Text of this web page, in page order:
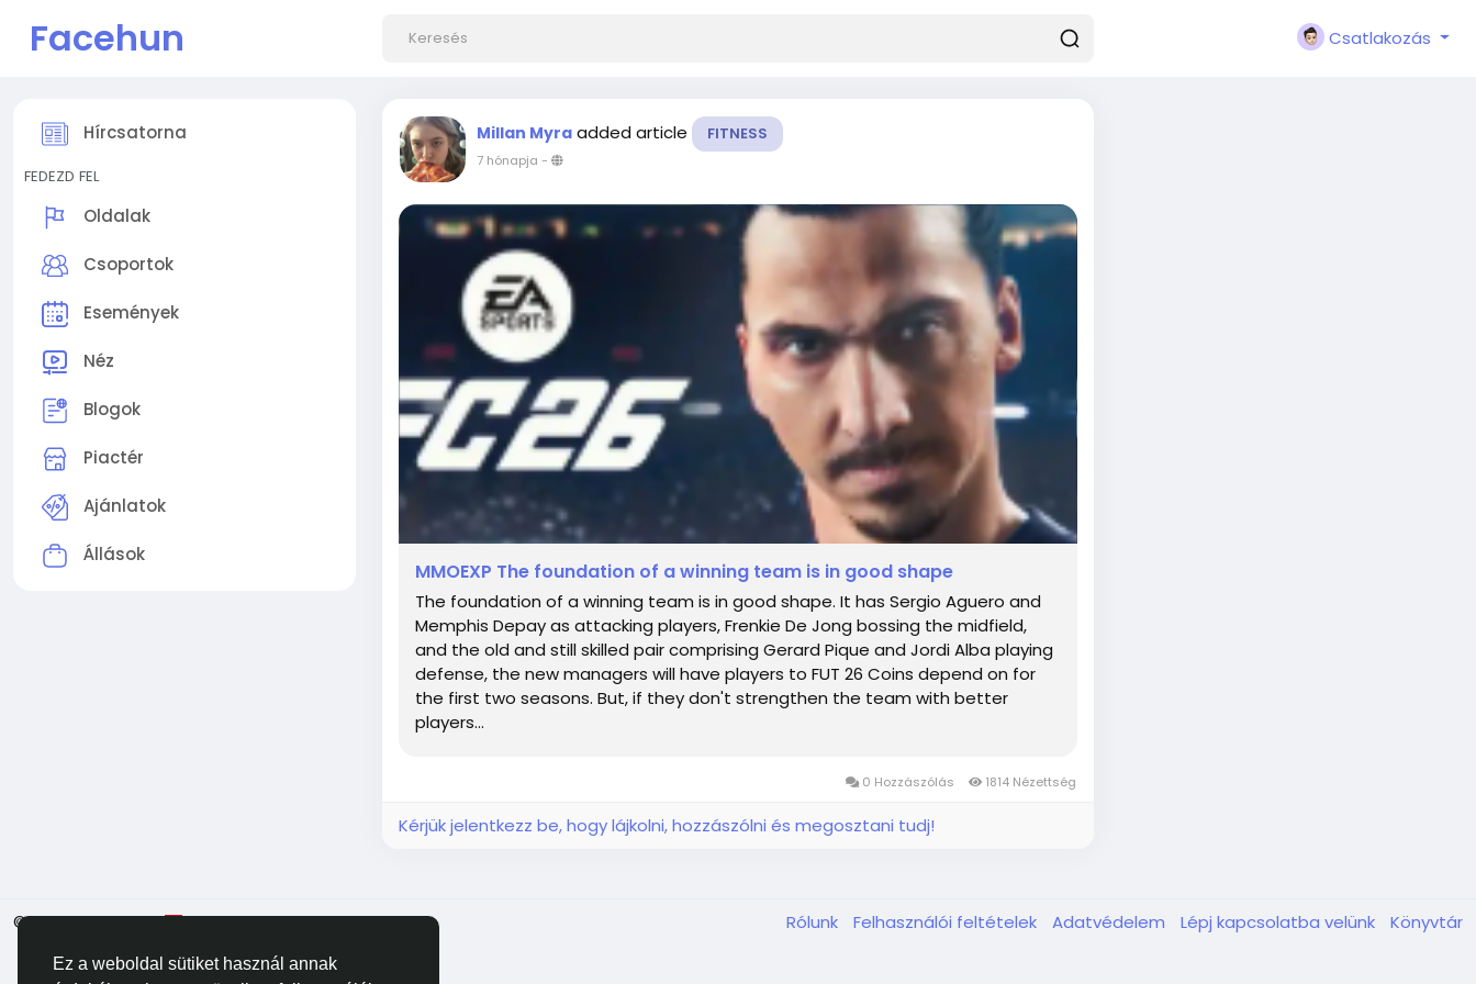
Ez a weboldal sütiket használ annak
Facehun Csatlakozás
Hírcsatorna
FEDEZD FEL
Oldalak
Csoportok
Események
Néz
Blogok
Piactér
Ajánlatok
Állások
Millan Myra added article FITNESS
7 hónapja -
MMOEXP The foundation of a winning team is in good shape
The foundation of a winning team is in good shape. It has Sergio Aguero and
Memphis Depay as attacking players, Frenkie De Jong bossing the midfield,
and the old and still skilled pair comprising Gerard Pique and Jordi Alba playing
defense, the new managers will have players to FUT 26 Coins depend on for
the first two seasons. But, if they don't strengthen the team with better
players...
0 Hozzászólás 1814 Nézettség
Kérjük jelentkezz be, hogy lájkolni, hozzászólni és megosztani tudj!
© 2026 Facehun Magyar Rólunk Felhasználói feltételek Adatvédelem Lépj kapcsolatba velünk Könyvtár